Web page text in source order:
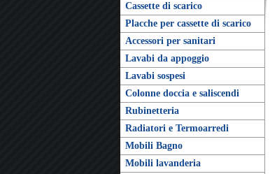
Cassette di scarico
Placche per cassette di scarico
Accessori per sanitari
Lavabi da appoggio
Lavabi sospesi
Colonne doccia e saliscendi
Rubinetteria
Radiatori e Termoarredi
Mobili Bagno
Mobili lavanderia